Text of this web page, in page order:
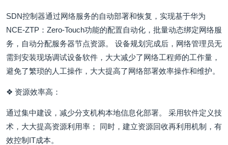
SDN控制器通过网络服务的自动部署和恢复，实现基于华为
NCE-ZTP：Zero-Touch功能的配置自动化，批量动态绑定网络服
务，自动分配服务器节点资源。 设备规划完成后，网络管理员无
需到安装现场调试设备软件，大大减少了网络工程师的工作量，
避免了繁琐的人工操作，大大提高了网络部署效率操作和维护。
❖ 资源效率高：
通过集中建设，减少分支机构本地信息化部署。 采用软件定义技
术，大大提高资源利用率； 同时，建立资源回收再利用机制，有
效控制IT成本。